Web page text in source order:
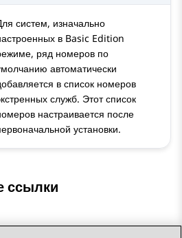
систем, изначально
в Basic Edition
ряд номеров по
автоматически
в список номеров
служб. Этот список
настраивается после
установки.
ссылки